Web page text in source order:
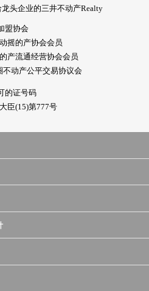
头企业的三井不动产Realty
盟协会
摇的产协会会员
产流通经营协会会员
不动产公平交易协议会
的证号码
臣(15)第777号